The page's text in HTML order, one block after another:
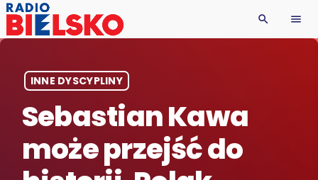
search menu
INNE DYSCYPLINY
Sebastian Kawa
może przejść do